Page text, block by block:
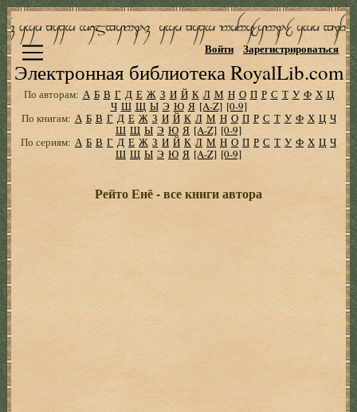
Электронная библиотека RoyalLib.com
Войти Зарегистрироваться
По авторам: А Б В Г Д Е Ж З И Й К Л М Н О П Р С Т У Ф Х Ц
Ч Ш Щ Ы Э Ю Я [A-Z] [0-9]
По книгам: А Б В Г Д Е Ж З И Й К Л М Н О П Р С Т У Ф Х Ц Ч
Ш Щ Ы Э Ю Я [A-Z] [0-9]
По сериям: А Б В Г Д Е Ж З И Й К Л М Н О П Р С Т У Ф Х Ц Ч
Ш Щ Ы Э Ю Я [A-Z] [0-9]
Рейто Енё - все книги автора